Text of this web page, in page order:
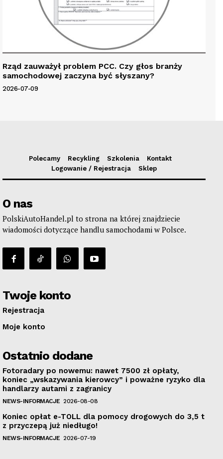
Rząd zauważył problem PCC. Czy głos branży
samochodowej zaczyna być słyszany?
2026-07-09
Polecamy Recykling Szkolenia
Kontakt
Logowanie / Rejestracja
Sklep
O nas
PolskiAutoHandel.pl to strona na której znajdziecie
wiadomości dotyczące handlu samochodami w Polsce.
Twoje konto
Rejestracja
Moje konto
Ostatnio dodane
Fotoradary po nowemu: nawet 7500 zł opłaty,
koniec „wskazywania kierowcy” i poważne ryzyko dla
handlarzy autami z zagranicy
NEWS-INFORMACJE 2026-08-08
Koniec opłat e-TOLL dla pomocy drogowych do 3,5 t
z przyczepą już niedługo!
NEWS-INFORMACJE 2026-07-19